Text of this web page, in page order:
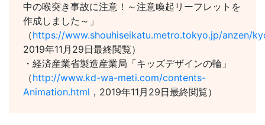
中の喉突き事故に注意！～注意喚起リーフレットを
作成しました～」
（https://www.shouhiseikatu.metro.tokyo.jp/anzen/
2019年11月29日最終閲覧）
・経済産業省製造産業局「キッズデザインの輪」
（http://www.kd-wa-meti.com/contents-
Animation.html ，2019年11月29日最終閲覧）